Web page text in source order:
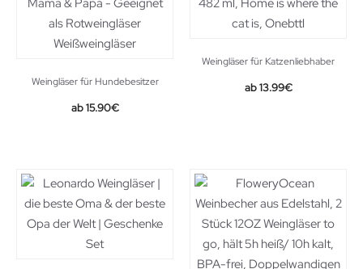
Weingläser für Hundebesitzer
15.90€
Weingläser für Katzenliebhaber
13.99€